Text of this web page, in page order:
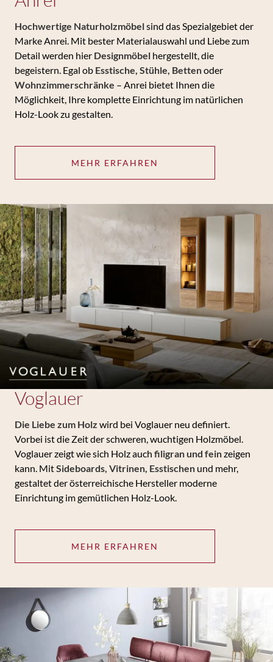
Hochwertige Naturholzmöbelsind das Spezialgebiet der
Marke Anrei. Mit bester Materialauswahl und Liebe zum
Detail werden hier Designmöbel hergestellt, die
begeistern. Egal ob Esstische, Stühle, Bettenoder
Wohnzimmerschränke – Anrei bietet Ihnen die
Möglichkeit, Ihre komplette Einrichtung im natürlichen
Holz-Look zu gestalten.
MEHR ERFAHREN
Voglauer
Die Liebe zum Holz wird bei Voglauer neu definiert.
Vorbei ist die Zeit der schweren, wuchtigen Holzmöbel.
Voglauer zeigt wie sich Holz auch filigran und feinzeigen
kann. MitSideboards, Vitrinen, Esstischen und mehr,
gestaltet der österreichische Hersteller moderne
Einrichtung im gemütlichen Holz-Look.
MEHR ERFAHREN